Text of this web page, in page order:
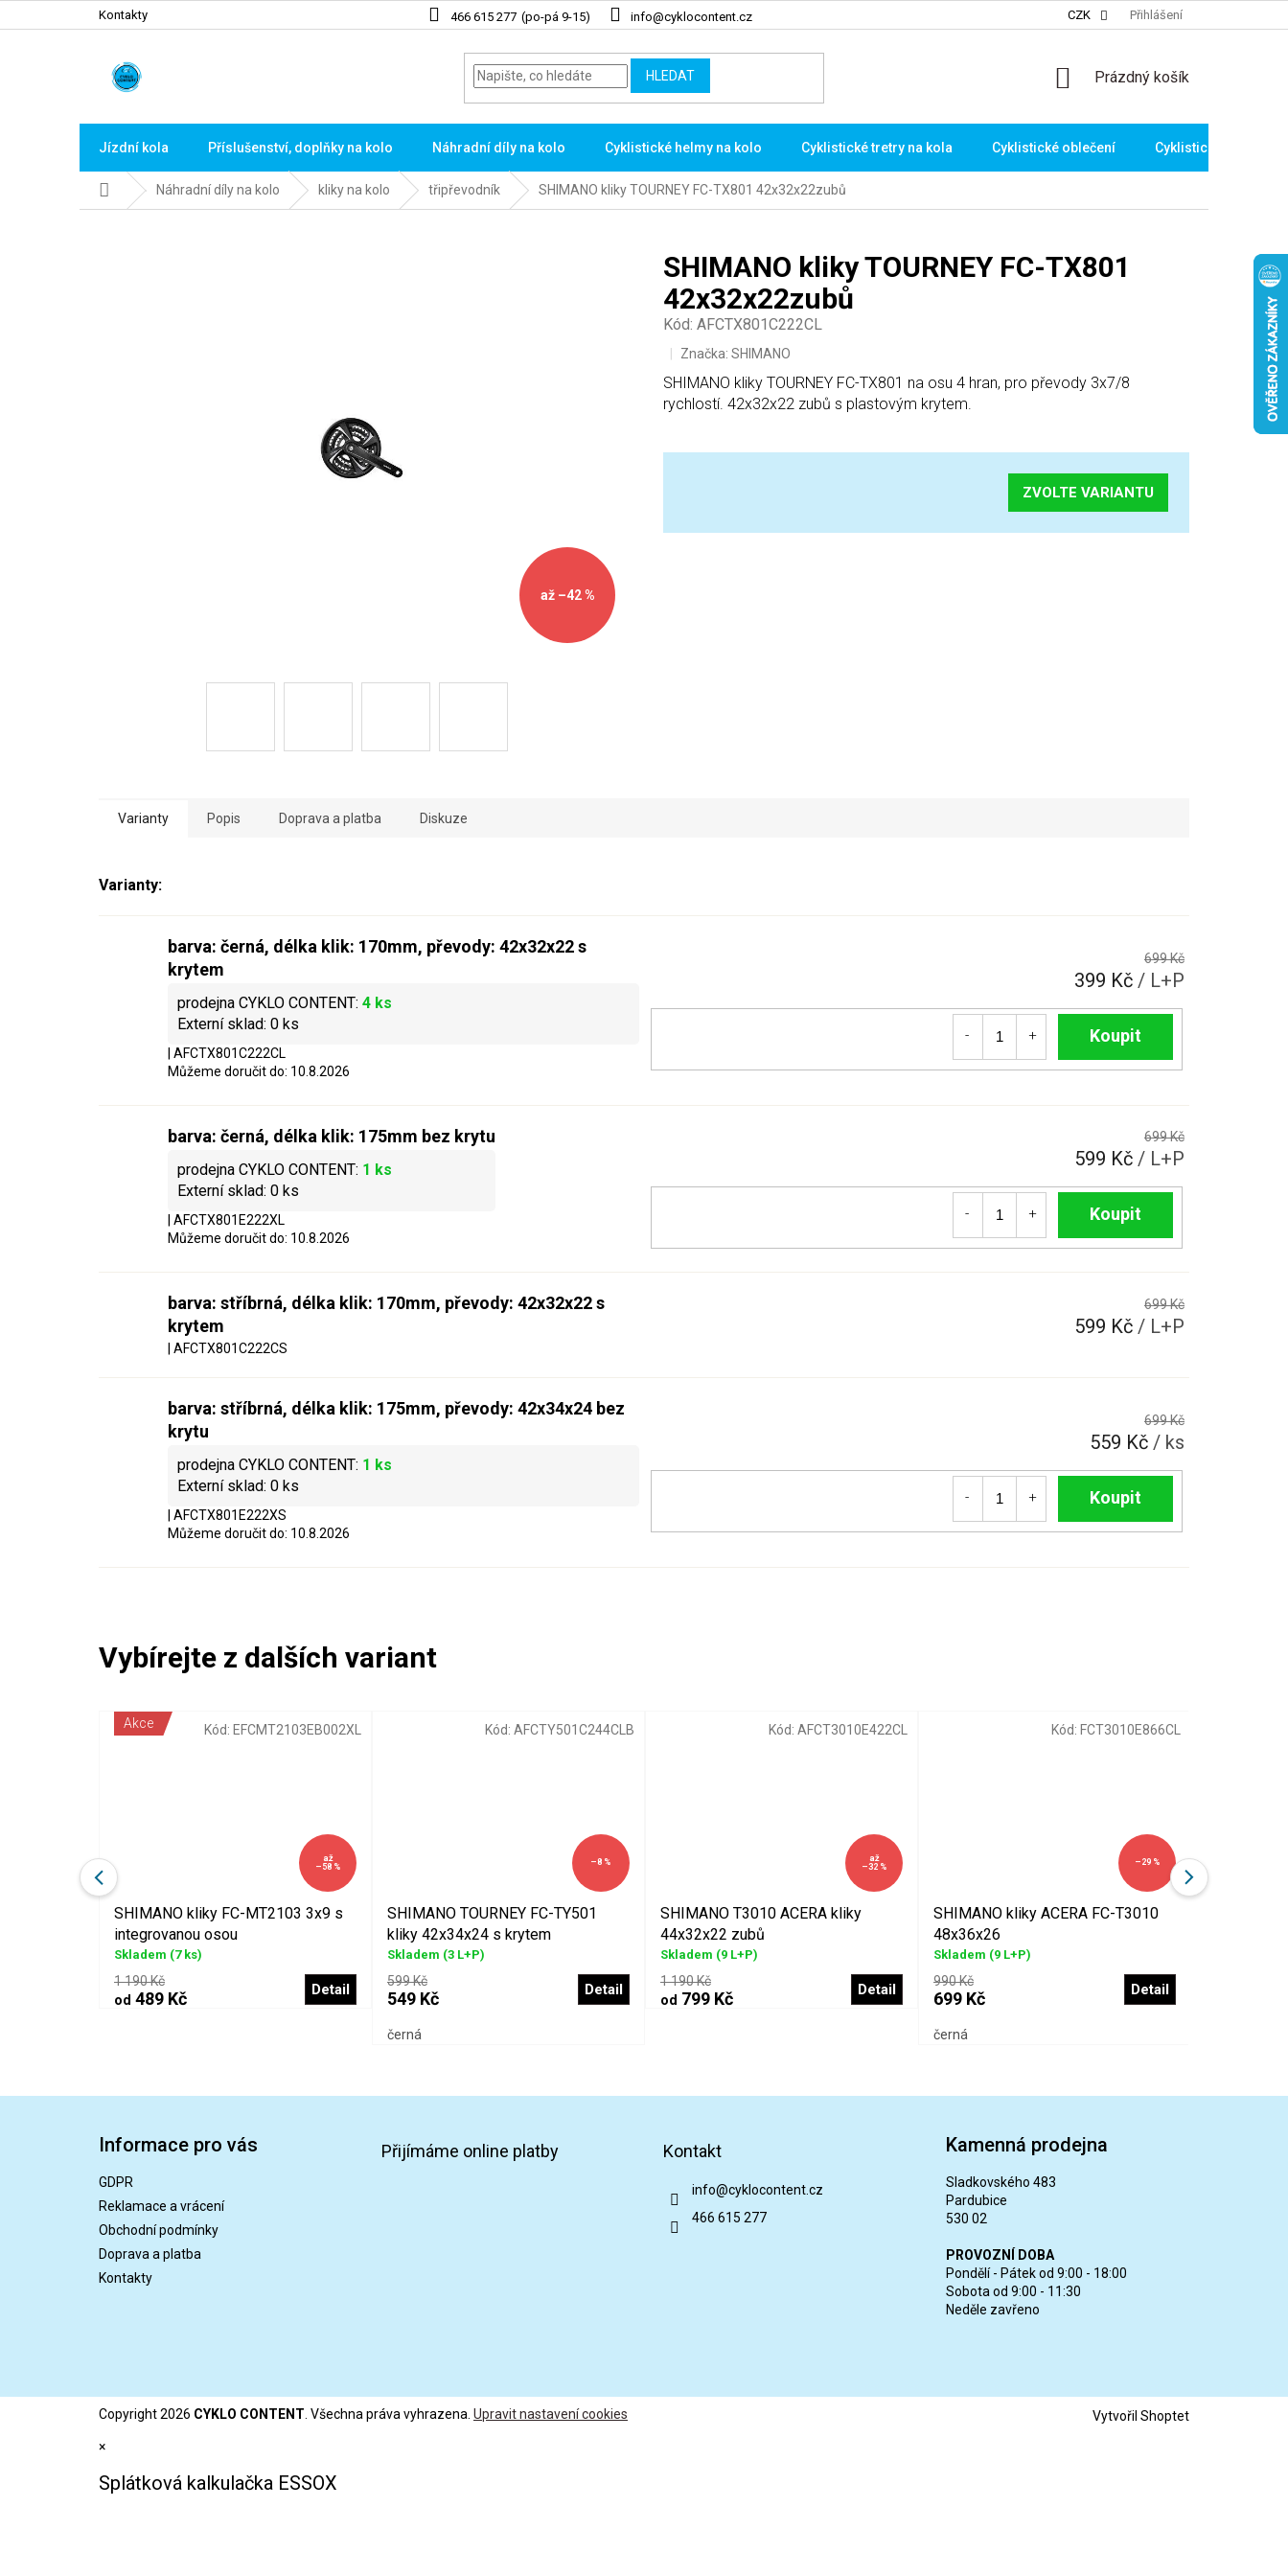
na
466 615 277 info@cyklocontent.cz
Kontakty CZK Přihlášení
HLEDAT
NÁKUPNÍ
Prázdný košík
Jízdní kola Příslušenství, doplňky na kolo Náhradní díly na kolo Cyklistické helmy na kolo Cyklistické tretry na kola Cyklistické oblečení Cyklistické brýle
Domů Náhradní díly na kolo kliky na kolo třipřevodník SHIMANO kliky TOURNEY FC-TX801 42x32x22zubů
až –42 %
SHIMANO kliky TOURNEY FC-TX801 na osu 4 hran, pro převody 3x7/8
rychlostí. 42x32x22 zubů s plastovým krytem.
SHIMANO kliky TOURNEY FC-TX801
42x32x22zubů
Kód: AFCTX801C222CL
ZVOLTE VARIANTU
Značka: SHIMANO
Akce
až
–58 %
SHIMANO kliky FC-MT2103 3x9 s
integrovanou osou
Skladem (7 ks)
1 190 Kč
od 489 Kč Detail
Kód: EFCMT2103EB002XL
–8 %
SHIMANO TOURNEY FC-TY501
kliky 42x34x24 s krytem
Skladem (3 L+P)
599 Kč
549 Kč Detail
černá
Kód: AFCTY501C244CLB
až
–32 %
SHIMANO T3010 ACERA kliky
44x32x22 zubů
Skladem (9 L+P)
1 190 Kč
od 799 Kč Detail
Kód: AFCT3010E422CL
–29 %
SHIMANO kliky ACERA FC-T3010
48x36x26
Skladem (9 L+P)
990 Kč
699 Kč Detail
černá
Kód: FCT3010E866CL
Varianty Popis Doprava a platba Diskuze
barva: černá, délka klik: 170mm, převody: 42x32x22 s
krytem
4 ks
0 ks
| AFCTX801C222CL
Můžeme doručit do: 10.8.2026
699 Kč
399 Kč / L+P
Do košíku
barva: černá, délka klik: 175mm bez krytu
1 ks
0 ks
| AFCTX801E222XL
Můžeme doručit do: 10.8.2026
699 Kč
599 Kč / L+P
Do košíku
barva: stříbrná, délka klik: 170mm, převody: 42x32x22 s
krytem
| AFCTX801C222CS
699 Kč
599 Kč / L+P
barva: stříbrná, délka klik: 175mm, převody: 42x34x24 bez
krytu
1 ks
0 ks
| AFCTX801E222XS
Můžeme doručit do: 10.8.2026
699 Kč
559 Kč / ks
Do košíku
Informace pro vás
GDPR
Reklamace a vrácení
Obchodní podmínky
Doprava a platba
Kontakty
Přijímáme online platby Kontakt
info@cyklocontent.cz
466 615 277
Kamenná prodejna
Sladkovského 483
Pardubice
530 02
PROVOZNÍ DOBA
Pondělí - Pátek od 9:00 - 18:00
Sobota od 9:00 - 11:30
Neděle zavřeno
Vytvořil Shoptet
Copyright 2026 CYKLO CONTENT. Všechna práva vyhrazena. Upravit nastavení cookies
×
Splátková kalkulačka ESSOX